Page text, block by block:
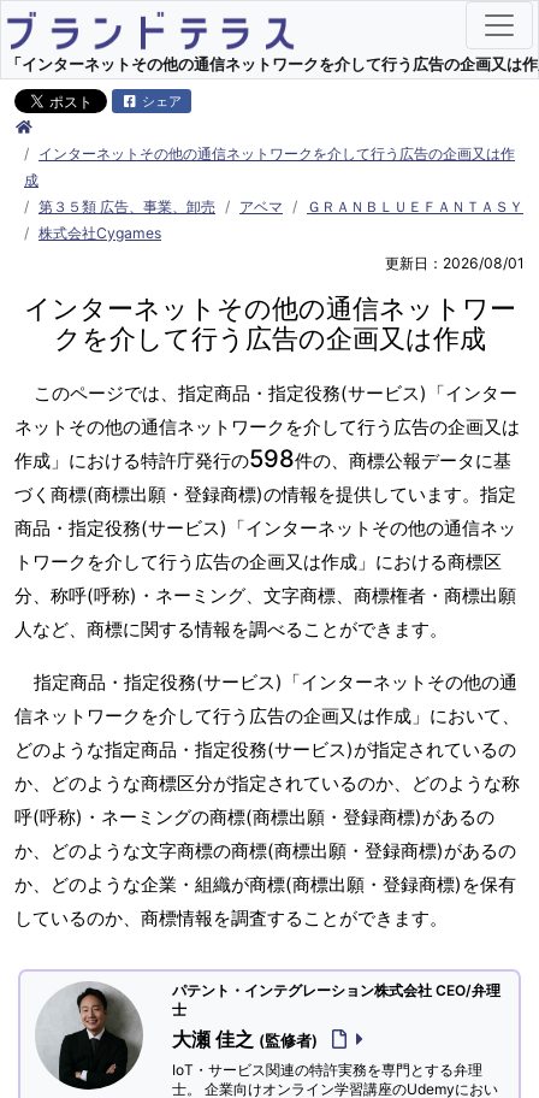
「インターネットその他の通信ネットワークを介して行う広告の企画又
シェア
インターネットその他の通信ネットワークを介して行う広告の企画又は作
成
第３５類 広告、事業、卸売
アベマ
ＧＲＡＮＢＬＵＥＦＡＮＴＡＳＹ
株式会社Cygames
更新日：2026/08/01
インターネットその他の通信ネットワー
クを介して行う広告の企画又は作成
このページでは、指定商品・指定役務(サービス)「インター
ネットその他の通信ネットワークを介して行う広告の企画又は
作成」における特許庁発行の598件の、商標公報データに基
づく商標(商標出願・登録商標)の情報を提供しています。指定
商品・指定役務(サービス)「インターネットその他の通信ネッ
トワークを介して行う広告の企画又は作成」における商標区
分、称呼(呼称)・ネーミング、文字商標、商標権者・商標出願
人など、商標に関する情報を調べることができます。
指定商品・指定役務(サービス)「インターネットその他の通
信ネットワークを介して行う広告の企画又は作成」において、
どのような指定商品・指定役務(サービス)が指定されているの
か、どのような商標区分が指定されているのか、どのような称
呼(呼称)・ネーミングの商標(商標出願・登録商標)があるの
か、どのような文字商標の商標(商標出願・登録商標)があるの
か、どのような企業・組織が商標(商標出願・登録商標)を保有
しているのか、商標情報を調査することができます。
パテント・インテグレーション株式会社 CEO/弁理
士
大瀬 佳之 (監修者)
IoT・サービス関連の特許実務を専門とする弁理
士。 企業向けオンライン学習講座のUdemyにおい